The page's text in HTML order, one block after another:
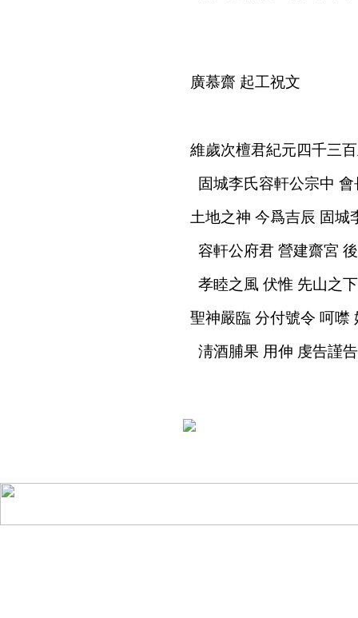
廣慕齋 起工祝文
維歲次檀君紀元四千三
固城李氏容軒公宗中
土地之神 今爲吉辰 固城
容軒公府君 營建齋宮
孝睦之風 伏惟 先山之
聖神嚴臨 分付號令 呵噤
淸酒脯果 用伸 虔告謹告